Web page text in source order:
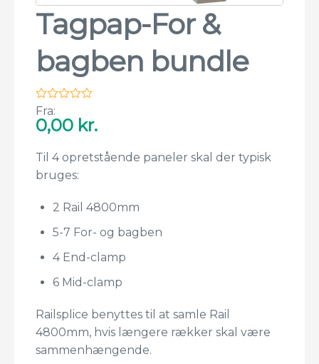
Tagpap-For &
bagben bundle
Fra:
0,00 kr.
Til 4 opretstående paneler skal der typisk
bruges:
2 Rail 4800mm
5-7 For- og bagben
4 End-clamp
6 Mid-clamp
Railsplice benyttes til at samle Rail
4800mm, hvis længere rækker skal være
sammenhængende.